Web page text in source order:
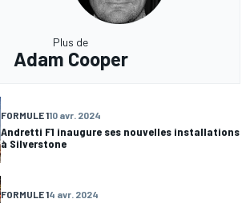
Plus de
Adam Cooper
FORMULE 110 avr. 2024
Andretti F1 inaugure ses nouvelles installations
à Silverstone
FORMULE 14 avr. 2024